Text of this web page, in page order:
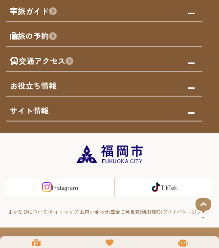
福岡を楽しむ
福岡のアート
福岡のナイトタイム
福岡の歴史・文化
サステナブルツーリズム
福岡検定
よかなび音声ガイド
FUKUOKA EAST&WEST COAST
周遊する
観る・遊ぶ
屋台
買う
体験
泊まる
旅ガイド
モデルコース
AIおまかせコース
オリジナルプラン
みんなの旅行記
旅の予約
交通アクセス
市内交通ガイド
お得なチケット
お役立ち情報
お知らせ
災害情報
サイト情報
まち歩き・体験プログラム掲載申込
Instagram TikTok
よかなびについて サイトマップ お問い合わせ 屋台ご意見箱 利用規約 プライバシーポリシー
© 2008-2025 YOKANAVI All Rights Reserved.